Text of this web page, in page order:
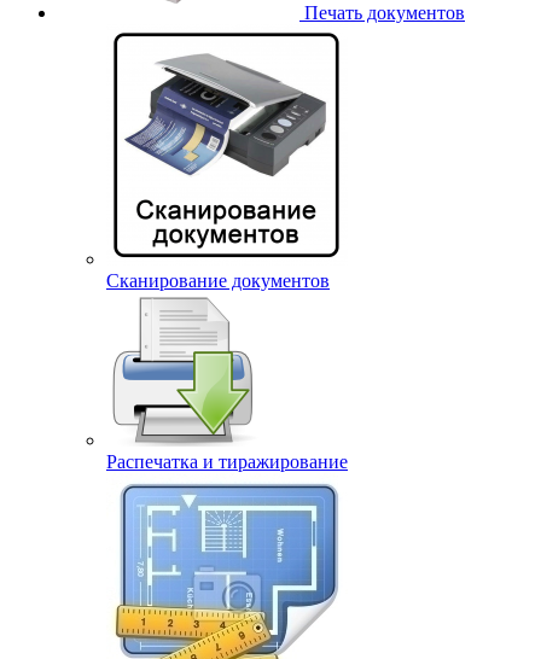
Печать документов
Сканирование документов
Распечатка и тиражирование